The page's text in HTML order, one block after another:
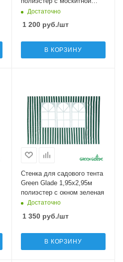
сеткой зеленая
Достаточно
1 200руб./шт
В КОРЗИНУ
Стенка для садового тента
Green Glade 1,95х2,95м
полиэстер с окном зеленая
Достаточно
1 350руб./шт
В КОРЗИНУ